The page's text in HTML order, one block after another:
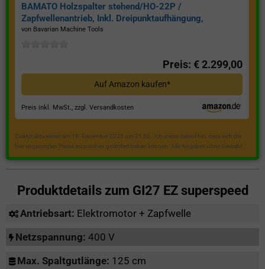
BAMATO Holzspalter stehend/HO-22P /
Zapfwellenantrieb, Inkl. Dreipunktaufhängung,
Spaltkraft 22 Tonnen*
von Bavarian Machine Tools
Preis: € 2.299,00
Auf Amazon kaufen*
Preis inkl. MwSt., zzgl. Versandkosten
Zuletzt aktualisiert am 18. Dezember 2023 um 21:50 . Ich weise darauf hin, dass sich die
hier angezeigten Preise inzwischen geändert haben können. Alle Angaben ohne Gewähr.
Produktdetails zum GI27 EZ superspeed
Antriebsart: Elektromotor + Zapfwelle
Netzspannung: 400 V
Max. Spaltgutlänge: 125 cm